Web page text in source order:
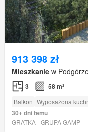
913 398 zł
Mieszkanie w
3 58 m²
Balkon Wyposażona
30+ dni temu
GRATKA - GRUPA GAMP